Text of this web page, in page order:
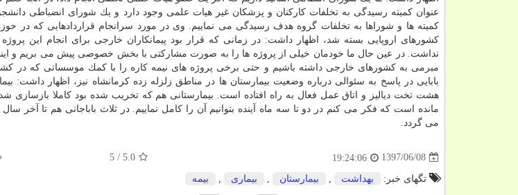
عنوان كمیته رسیدگی به تخلفات كاركنان و پزشكان غیر هیات علمی وجود دارد و یك شورای انضباطی
كمیته ها و شوراها به تخلفات گروه هدف رسیدگی می نماییم. وی در مورد سرانجام قراردادهایی كه در
كشورهای اروپایی بسته شد، اظهار داشت: در زمانی كه قرار بود پیمانكاران خارجی برای انجام این
نداشت. در عین حال ما خودمان خیلی از پروژه ها را به صورت مشاركتی با بخش خصوصی پیش می بریم و
مبرمی به كشورهای خارجی داشته باشیم و حتی برخی پروژه های نیمه كاره را با كمك موسساتی كه در
بابایی در پاسخ به سئوالی درباره وضعیت بیمارستان ها در مناطق زلزله زده كرمانشاه نیز، اظهار داشت:
هشت تخت دیالیز و اتاق عمل فعال به راه افتاده است. بیمارستانی هم كه تخریب شده بود كاملا
می گردد.
1397/06/08
19:24:06
5.0
/
5
تگهای خبر: بهداشت بیمارستان بیماری بیمه